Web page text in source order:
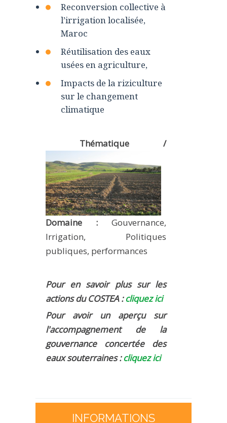
Reconversion collective à
l’irrigation localisée,
Maroc
Réutilisation des eaux
usées en agriculture,
Impacts de la riziculture
sur le changement
climatique
Thématique /
Domaine : Gouvernance,
Irrigation, Politiques
publiques, performances
Pour en savoir plus sur les
actions du COSTEA :cliquez ici
Pour avoir un aperçu sur
l'accompagnement de la
gouvernance concertée des
eaux souterraines :cliquez ici
INFORMATIONS